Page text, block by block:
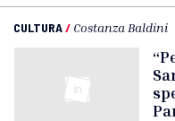
CULTURA/ Costanza Baldini